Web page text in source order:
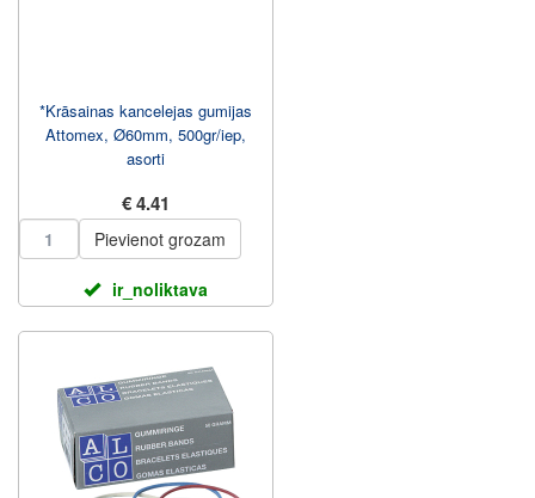
*Krāsainas kancelejas gumijas
Attomex, Ø60mm, 500gr/iep,
asorti
€ 4.41
Pievienot grozam
ir_noliktava